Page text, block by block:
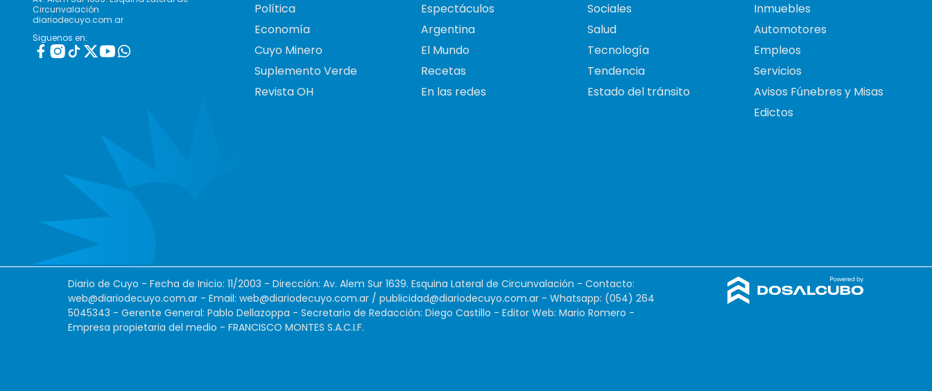
Circunvalación
diariodecuyo.com.ar
Siguenos en:
Política
Economía
Cuyo Minero
Suplemento Verde
Revista OH
Espectáculos
Argentina
El Mundo
Recetas
En las redes
Sociales
Salud
Tecnología
Tendencia
Estado del tránsito
Inmuebles
Automotores
Empleos
Servicios
Avisos Fúnebres y Misas
Edictos
Diario de Cuyo - Fecha de Inicio: 11/2003 - Dirección: Av. Alem Sur 1639. Esquina Lateral de Circunvalación - Contacto:
web@diariodecuyo.com.ar - Email: web@diariodecuyo.com.ar / publicidad@diariodecuyo.com.ar - Whatsapp: (054) 264
5045343 - Gerente General: Pablo Dellazoppa - Secretario de Redacción: Diego Castillo - Editor Web: Mario Romero -
Empresa propietaria del medio - FRANCISCO MONTES S.A.C.I.F.